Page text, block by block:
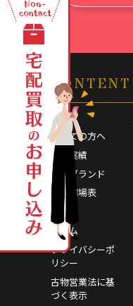
CONTENT
HOME
初めての方へ
買取実績
取扱ブランド
買取相場表
FAQ
コラム
プライバシーポ
リシー
古物営業法に基
づく表示